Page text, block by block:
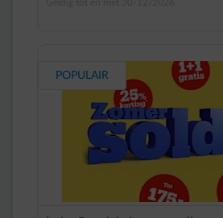
POPULAIR